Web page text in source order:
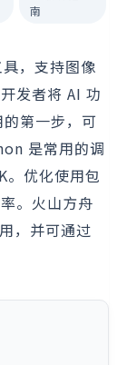
南
，支持图像
发者将 AI 功
第一步，可
是常用的调
。优化使用包
。火山方舟
，并可通过